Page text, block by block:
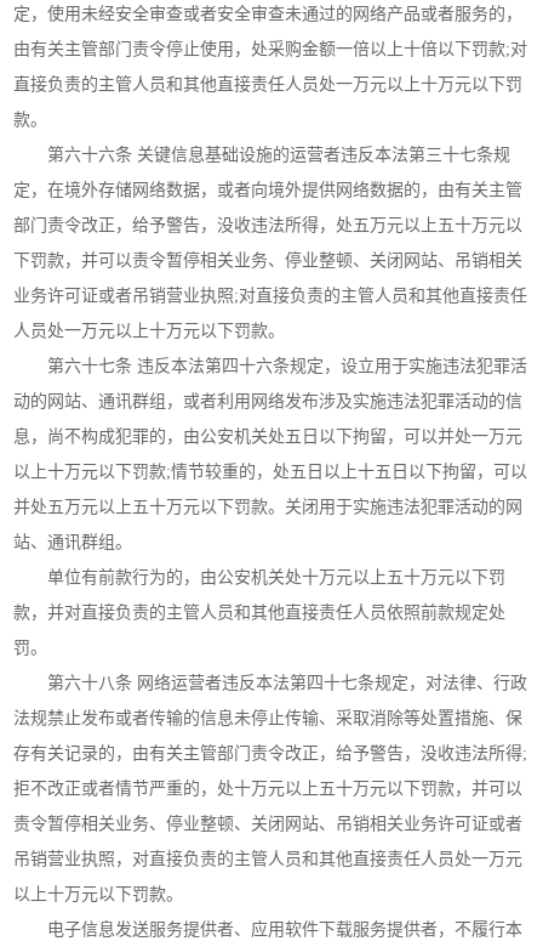
定，使用未经安全审查或者安全审查未通过的网络产品或者服务的，
由有关主管部门责令停止使用，处采购金额一倍以上十倍以下罚款;对
直接负责的主管人员和其他直接责任人员处一万元以上十万元以下罚
款。
第六十六条 关键信息基础设施的运营者违反本法第三十七条规
定，在境外存储网络数据，或者向境外提供网络数据的，由有关主管
部门责令改正，给予警告，没收违法所得，处五万元以上五十万元以
下罚款，并可以责令暂停相关业务、停业整顿、关闭网站、吊销相关
业务许可证或者吊销营业执照;对直接负责的主管人员和其他直接责任
人员处一万元以上十万元以下罚款。
第六十七条 违反本法第四十六条规定，设立用于实施违法犯罪活
动的网站、通讯群组，或者利用网络发布涉及实施违法犯罪活动的信
息，尚不构成犯罪的，由公安机关处五日以下拘留，可以并处一万元
以上十万元以下罚款;情节较重的，处五日以上十五日以下拘留，可以
并处五万元以上五十万元以下罚款。关闭用于实施违法犯罪活动的网
站、通讯群组。
单位有前款行为的，由公安机关处十万元以上五十万元以下罚
款，并对直接负责的主管人员和其他直接责任人员依照前款规定处
罚。
第六十八条 网络运营者违反本法第四十七条规定，对法律、行政
法规禁止发布或者传输的信息未停止传输、采取消除等处置措施、保
存有关记录的，由有关主管部门责令改正，给予警告，没收违法所得;
拒不改正或者情节严重的，处十万元以上五十万元以下罚款，并可以
责令暂停相关业务、停业整顿、关闭网站、吊销相关业务许可证或者
吊销营业执照，对直接负责的主管人员和其他直接责任人员处一万元
以上十万元以下罚款。
电子信息发送服务提供者、应用软件下载服务提供者，不履行本